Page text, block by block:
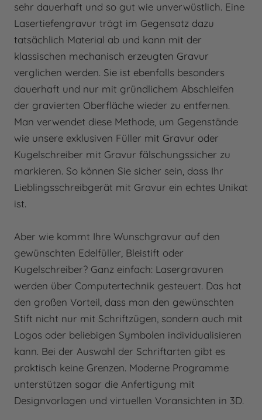
sehr dauerhaft und so gut wie unverwüstlich. Eine
Lasertiefengravur trägt im Gegensatz dazu
tatsächlich Material ab und kann mit der
klassischen mechanisch erzeugten Gravur
verglichen werden. Sie ist ebenfalls besonders
dauerhaft und nur mit gründlichem Abschleifen
der gravierten Oberfläche wieder zu entfernen.
Man verwendet diese Methode, um Gegenstände
wie unsere exklusiven Füller mit Gravur oder
Kugelschreiber mit Gravur fälschungssicher zu
markieren. So können Sie sicher sein, dass Ihr
Lieblingsschreibgerät mit Gravur ein echtes Unikat
ist.
Aber wie kommt Ihre Wunschgravur auf den
gewünschten Edelfüller, Bleistift oder
Kugelschreiber? Ganz einfach: Lasergravuren
werden über Computertechnik gesteuert. Das hat
den großen Vorteil, dass man den gewünschten
Stift nicht nur mit Schriftzügen, sondern auch mit
Logos oder beliebigen Symbolen individualisieren
kann. Bei der Auswahl der Schriftarten gibt es
praktisch keine Grenzen. Moderne Programme
unterstützen sogar die Anfertigung mit
Designvorlagen und virtuellen Voransichten in 3D.